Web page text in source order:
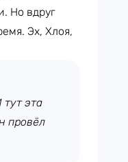
Но вдруг
Эх, Хлоя,
тут эта
провёл